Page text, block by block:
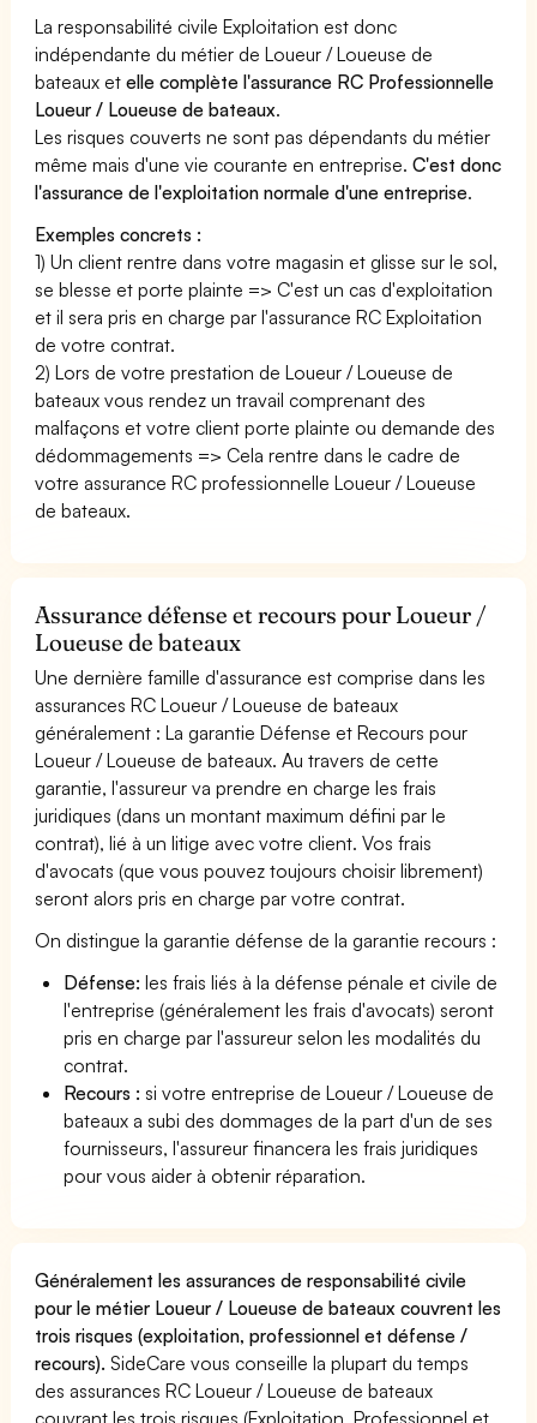
La responsabilité civile Exploitation est donc
indépendante du métier de Loueur / Loueuse de
bateaux etelle complète l'assurance RC Professionnelle
Loueur / Loueuse de bateaux.
Les risques couverts ne sont pas dépendants du métier
même mais d'une vie courante en entreprise.C'est donc
l'assurance de l'exploitation normale d'une entreprise.
Exemples concrets :
1) Un client rentre dans votre magasin et glisse sur le sol,
se blesse et porte plainte => C'est un cas d'exploitation
et il sera pris en charge par l'assurance RC Exploitation
de votre contrat.
2) Lors de votre prestation de Loueur / Loueuse de
bateaux vous rendez un travail comprenant des
malfaçons et votre client porte plainte ou demande des
dédommagements => Cela rentre dans le cadre de
votre assurance RC professionnelle Loueur / Loueuse
de bateaux.
Assurance défense et recours pour Loueur /
Loueuse de bateaux
Une dernière famille d'assurance est comprise dans les
assurances RC Loueur / Loueuse de bateaux
généralement : La garantie Défense et Recours pour
Loueur / Loueuse de bateaux. Au travers de cette
garantie, l'assureur va prendre en charge les frais
juridiques (dans un montant maximum défini par le
contrat), lié à un litige avec votre client. Vos frais
d'avocats (que vous pouvez toujours choisir librement)
seront alors pris en charge par votre contrat.
On distingue la garantie défense de la garantie recours :
Défense: les frais liés à la défense pénale et civile de
l'entreprise (généralement les frais d'avocats) seront
pris en charge par l'assureur selon les modalités du
contrat.
Recours : si votre entreprise de Loueur / Loueuse de
bateaux a subi des dommages de la part d'un de ses
fournisseurs, l'assureur financera les frais juridiques
pour vous aider à obtenir réparation.
Généralement les assurances de responsabilité civile
pour le métier Loueur / Loueuse de bateaux couvrent les
trois risques (exploitation, professionnel et défense /
recours). SideCare vous conseille la plupart du temps
des assurances RC Loueur / Loueuse de bateaux
couvrant les trois risques (Exploitation, Professionnel et